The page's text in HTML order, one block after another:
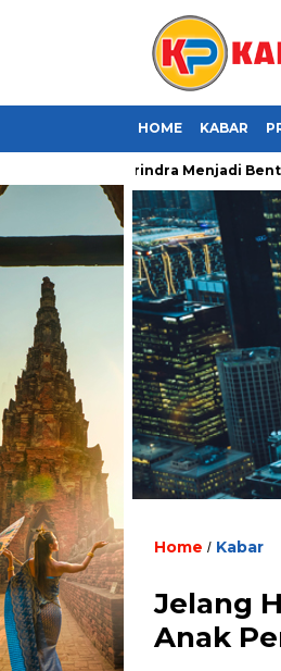
HOME KABAR
Gerindra Menjadi Benteng
Home / Kabar
Jelang
Anak